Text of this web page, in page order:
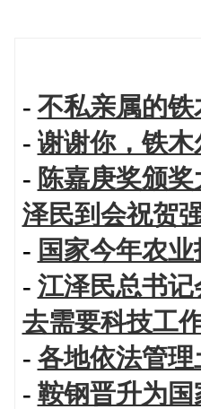
- 不私亲属的铁
- 谢谢你，铁木
- 陈嘉庚奖颁
泽民到会祝贺
- 国家今年农
- 江泽民总书
去需要科技工
- 各地依法管
- 鞍钢晋升为